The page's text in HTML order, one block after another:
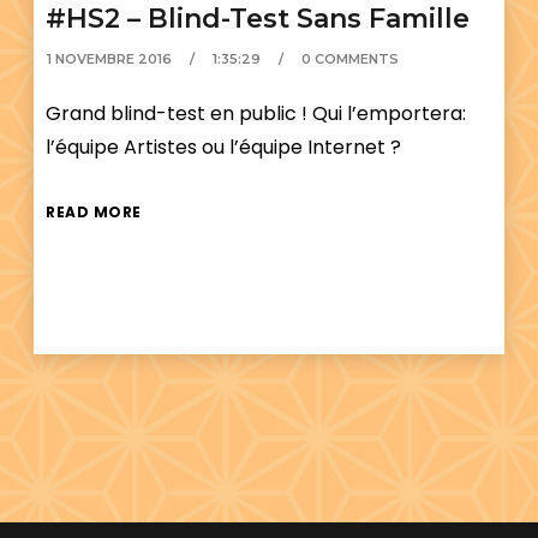
#HS2 – Blind-Test Sans Famille
1 NOVEMBRE 2016 1:35:29 0 COMMENTS
Grand blind-test en public ! Qui l’emportera:
l’équipe Artistes ou l’équipe Internet ?
READ MORE